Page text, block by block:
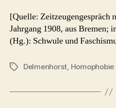
[Quelle: Zeitzeugengespräch
Jahrgang 1908, aus
(Hg.): Schwule und
Schlagwörter
Delmenhorst, Homophobie